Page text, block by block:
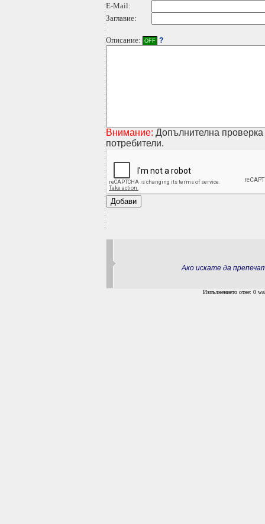
E-Mail:
Заглавие:
Описание: OFF ?
Внимание: Допълнителна
потребители.
Ако искате да
Изпълнението отне: 0